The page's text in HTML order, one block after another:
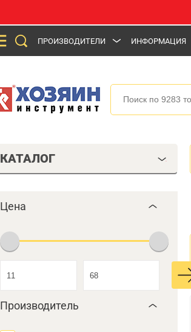
ПРОИЗВОДИТЕЛИ ИНФОРМАЦИЯ
КАТАЛОГ
Цена
Производитель